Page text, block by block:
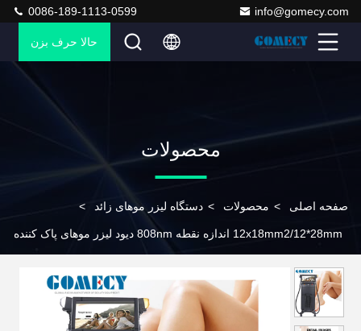
info@gomecy.com
0086-189-1113-0599
حالا حرف بزن
محصولات
صفحه اصلی > محصولات > دستگاه لیزر موهای زائد >
12x18mm2/12*28mm اندازه نقطه 808nm دیود لیزر موهای پاک کننده